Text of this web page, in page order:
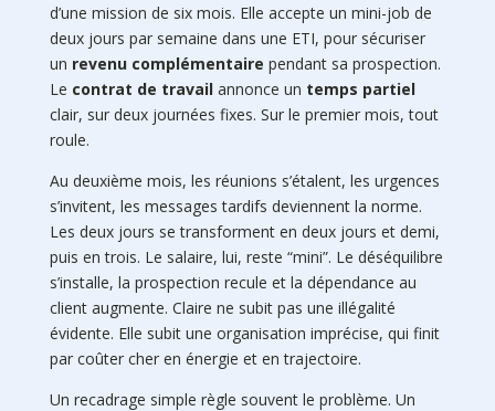
d’une mission de six mois. Elle accepte un mini-job de
deux jours par semaine dans une ETI, pour sécuriser
un revenu complémentaire pendant sa prospection.
Le contrat de travailannonce un temps partiel
clair, sur deux journées fixes. Sur le premier mois, tout
roule.
Au deuxième mois, les réunions s’étalent, les urgences
s’invitent, les messages tardifs deviennent la norme.
Les deux jours se transforment en deux jours et demi,
puis en trois. Le salaire, lui, reste “mini”. Le déséquilibre
s’installe, la prospection recule et la dépendance au
client augmente. Claire ne subit pas une illégalité
évidente. Elle subit une organisation imprécise, qui finit
par coûter cher en énergie et en trajectoire.
Un recadrage simple règle souvent le problème. Un